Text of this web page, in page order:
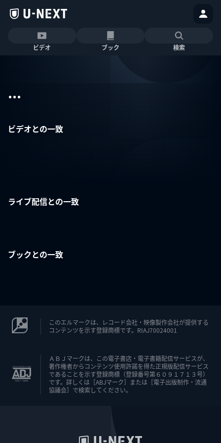
ビデオ ブック 検索
...
ビデオとの一致
ライブ配信との一致
ブックとの一致
このエルマークは、レコード会社・映像製作会社が提供する
コンテンツを示す登録商標です。RIAJ70024001
ＡＢＪマークは、この電子書店・電子書籍配信サービスが、
著作権者からコンテンツ使用許諾を得た正規版配信サービス
であることを示す登録商標（登録番号第６０９１７１３号）
です。詳しくは［ABJマーク］または［電子出版制作・流通
協議会］で検索してください。